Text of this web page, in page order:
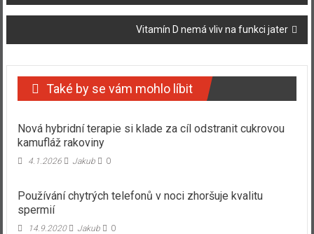
příspěvku
Vitamín D nemá vliv na funkci jater
Také by se vám mohlo líbit
Nová hybridní terapie si klade za cíl odstranit cukrovou
kamufláž rakoviny
4.1.2026 Jakub 0
Používání chytrých telefonů v noci zhoršuje kvalitu
spermií
14.9.2020 Jakub 0